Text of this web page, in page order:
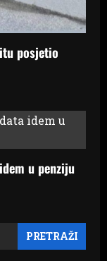
posjetio
u penziju